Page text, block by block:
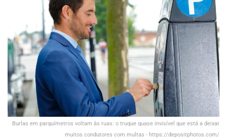
Burlas em parquímetros voltam às ruas: o truque quase invisível que está a deixar
muitos condutores com multas - https://depositphotos.com/